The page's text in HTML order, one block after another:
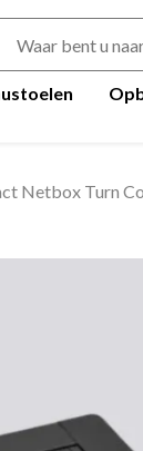
Netbox Turn